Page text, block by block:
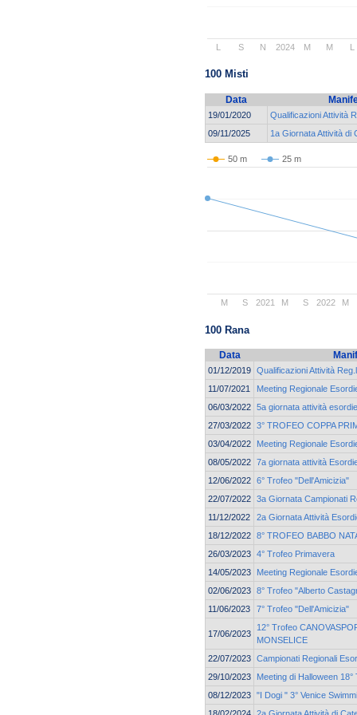
2024
L S N M M L
100 Misti
Data
19/01/2020
Qualificazioni Attività
09/11/2025
1a Giornata Attività di
50 m 25 m
2021 2022
M S M S M
100 Rana
Data
01/12/2019 Qualificazioni Attività
11/07/2021
Meeting Regionale
06/03/2022 5a giornata attività
27/03/2022 3° TROFEO COPPA
03/04/2022
Meeting Regionale
08/05/2022 7a giornata attività
12/06/2022 6° Trofeo "Dell'Amicizia"
22/07/2022 3a Giornata Campionati
11/12/2022
2a Giornata Attività
18/12/2022 8° TROFEO BABBO
26/03/2023 4° Trofeo Primavera
14/05/2023
Meeting Regionale
02/06/2023 8° Trofeo "Alberto
11/06/2023
7° Trofeo "Dell'Amicizia"
17/06/2023
12° Trofeo
MONSELICE
22/07/2023 Campionati Regionali
29/10/2023
Meeting di Halloween
08/12/2023 "I Dogi " 3° Venice